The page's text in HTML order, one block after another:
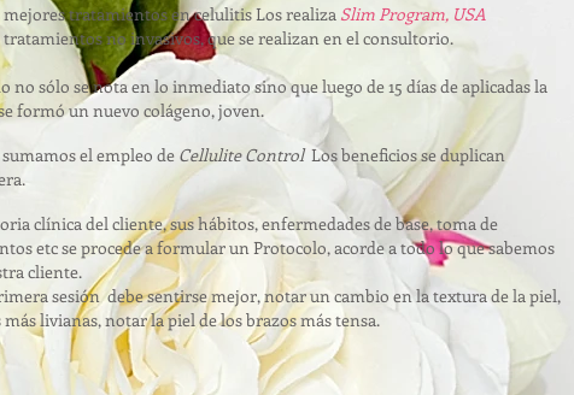
mejores tratamientos en celulitis Los realiza Slim Program, USA
tratamientos no invasivos, que se realizan en el consultorio.
no sólo se nota en lo inmediato sino que luego de 15 días de aplicadas la
formó un nuevo colágeno, joven.
sumamos el empleo de Cellulite Control Los beneficios se duplican
clínica del cliente, sus hábitos, enfermedades de base, toma de
etc se procede a formular un Protocolo, acorde a todo lo que sabemos
cliente.
sesión debe sentirse mejor, notar un cambio en la textura de la piel,
livianas, notar la piel de los brazos más tensa.